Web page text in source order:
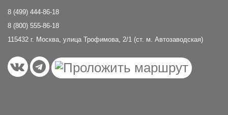
8 (499) 444-86-18
8 (800) 555-86-18
115432 г. Москва, улица Трофимова, 2/1 (ст. м. Автозаводская)